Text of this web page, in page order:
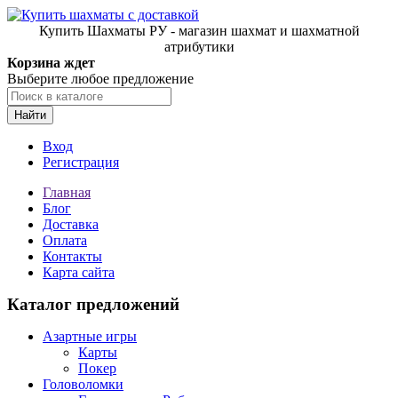
Купить Шахматы РУ - магазин шахмат и шахматной
атрибутики
Корзина ждет
Выберите любое предложение
Найти
Вход
Регистрация
Главная
Блог
Доставка
Оплата
Контакты
Карта сайта
Каталог предложений
Азартные игры
Карты
Покер
Головоломки